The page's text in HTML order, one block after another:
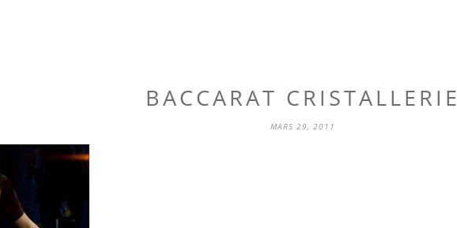
BACCARAT CRISTALLERIE
MARS 29, 2011